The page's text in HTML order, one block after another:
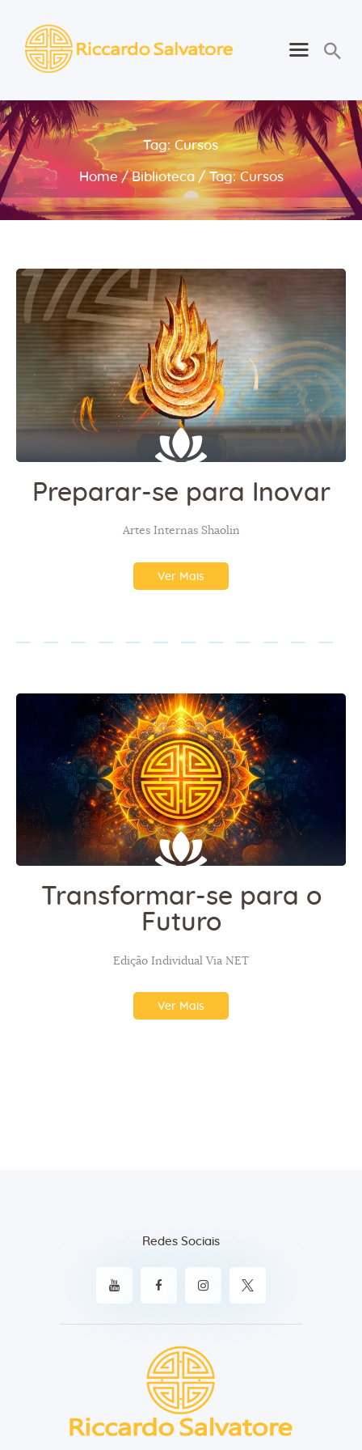
Tag: Cursos
Home Biblioteca Tag: Cursos
Português
Home
Aprender
Consultas
Preparar-se para Inovar
Artes Internas Shaolin
Ver Mais
Transformar-se para o
Futuro
Edição Individual Via NET
Ver Mais
Redes Sociais